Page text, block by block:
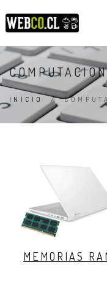
COMPUTACION
INICIO /
MEMORIAS